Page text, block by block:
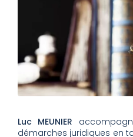
Luc MEUNIER
démarches juridiques en